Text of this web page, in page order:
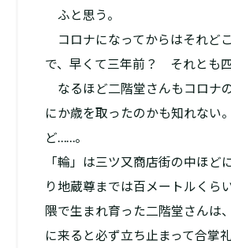
ふと思う。
コロナになってからはそれど
で、早くて三年前？ それとも
なるほど二階堂さんもコロナ
にか歳を取ったのかも知れない
ど……。
「輪」は三ツ又商店街の中ほど
り地蔵尊までは百メートルくら
隈で生まれ育った二階堂さんは
に来ると必ず立ち止まって合掌